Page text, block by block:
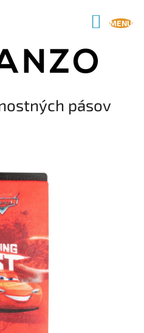
pásov